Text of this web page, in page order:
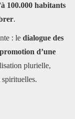
100.000 habitants
.
: ledialogue des
d’une
plurielle,
spirituelles.